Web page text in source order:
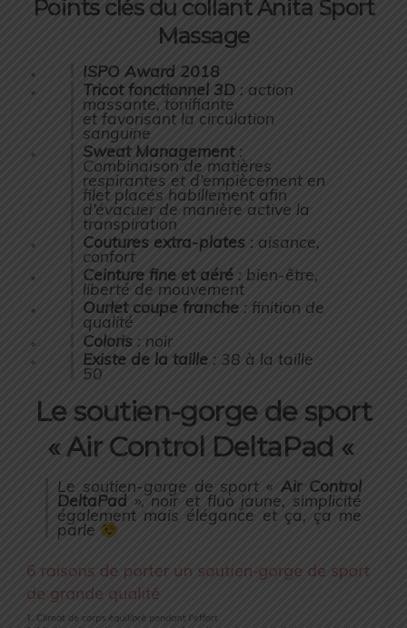
Points clés du collant Anita Sport
Massage
ISPO Award 2018
Tricot fonctionnel 3D : action
massante, tonifiante
et favorisant la circulation
sanguine
Sweat Management:
Combinaison de matières
respirantes et d’empiècement en
filet placés habillement afin
d’évacuer de manière active la
transpiration
Coutures extra-plates : aisance,
confort
Ceinture fine et aéré : bien-être,
liberté de mouvement
Ourlet coupe franche : finition de
qualité
Coloris : noir
Existe de la taille : 38 à la taille
50
Le soutien-gorge de sport
« Air Control DeltaPad «
Le soutien-gorge de sport «Air Control
DeltaPad », noir et fluo jaune, simplicité
également mais élégance et ça, ça me
parle